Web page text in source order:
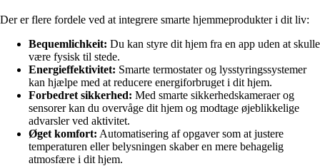
Der er flere fordele ved at integrere smarte hjemmeprodukter i dit liv:
Bequemlichkeit: Du kan styre dit hjem fra en app uden at skulle
være fysisk til stede.
Energieffektivitet: Smarte termostater og lysstyringssystemer
kan hjælpe med at reducere energiforbruget i dit hjem.
Forbedret sikkerhed: Med smarte sikkerhedskameraer og
sensorer kan du overvåge dit hjem og modtage øjeblikkelige
advarsler ved aktivitet.
Øget komfort: Automatisering af opgaver som at justere
temperaturen eller belysningen skaber en mere behagelig
atmosfære i dit hjem.